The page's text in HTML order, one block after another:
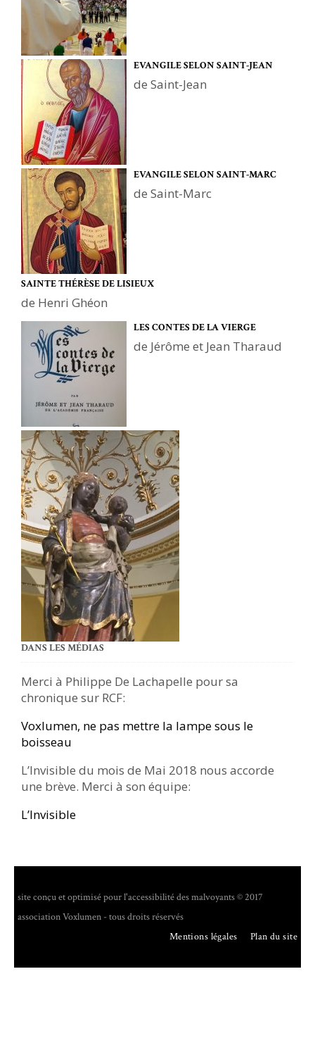
EVANGILE SELON SAINT-JEAN
de Saint-Jean
EVANGILE SELON SAINT-MARC
de Saint-Marc
SAINTE THÉRÈSE DE LISIEUX
de Henri Ghéon
LES CONTES DE LA VIERGE
de Jérôme et Jean Tharaud
DANS LES MÉDIAS
Merci à Philippe De Lachapelle pour sa
chronique sur RCF:
Voxlumen, ne pas mettre la lampe sous le
boisseau
L’Invisible du mois de Mai 2018 nous accorde
une brève. Merci à son équipe:
L’Invisible
site conçu et optimisé pour l'accessibilité des malvoyants © 2017
association Voxlumen - tous droits réservés
Mentions légales
Plan du site